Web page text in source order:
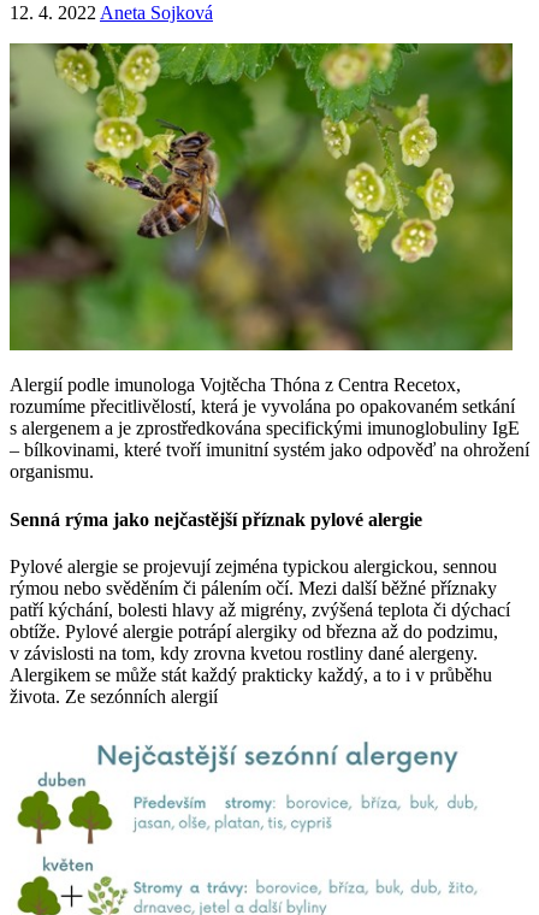
12. 4. 2022 Aneta Sojková
Alergií podle imunologa Vojtěcha Thóna z Centra Recetox,
rozumíme přecitlivělostí, která je vyvolána po opakovaném setkání
s alergenem a je zprostředkována specifickými imunoglobuliny IgE
– bílkovinami, které tvoří imunitní systém jako odpověď na ohrožení
organismu.
Senná rýma jako nejčastější příznak pylové alergie
Pylové alergie se projevují zejména typickou alergickou, sennou
rýmou nebo svěděním či pálením očí. Mezi další běžné příznaky
patří kýchání, bolesti hlavy až migrény, zvýšená teplota či dýchací
obtíže. Pylové alergie potrápí alergiky od března až do podzimu,
v závislosti na tom, kdy zrovna kvetou rostliny dané alergeny.
Alergikem se může stát každý prakticky každý, a to i v průběhu
života. Ze sezónních alergií